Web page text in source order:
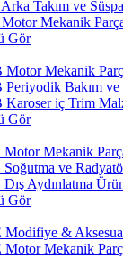
Takım ve
Mekanik
Gör
Motor Mekanik
Periyodik Bakım
Karoser iç Trim
Gör
Motor Mekanik
Soğutma ve
Aydınlatma
Gör
Modifiye &
Motor Mekanik